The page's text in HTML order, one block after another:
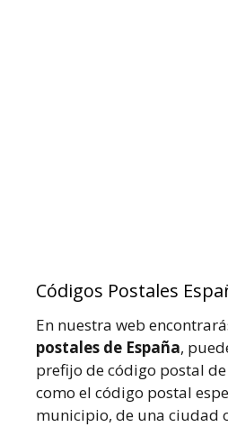
Códigos Postales
En nuestra web
postales de España,
prefijo de código postal
como el código postal
municipio, de una ciudad